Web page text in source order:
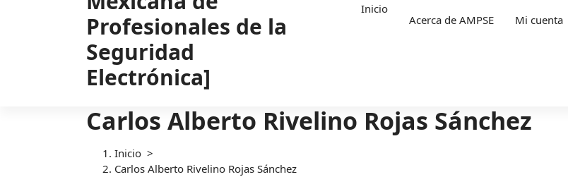
Inicio
Acerca de AMPSE
Mi cuenta
Carlos Alberto Rivelino Rojas Sánchez
Inicio >
Carlos Alberto Rivelino Rojas Sánchez